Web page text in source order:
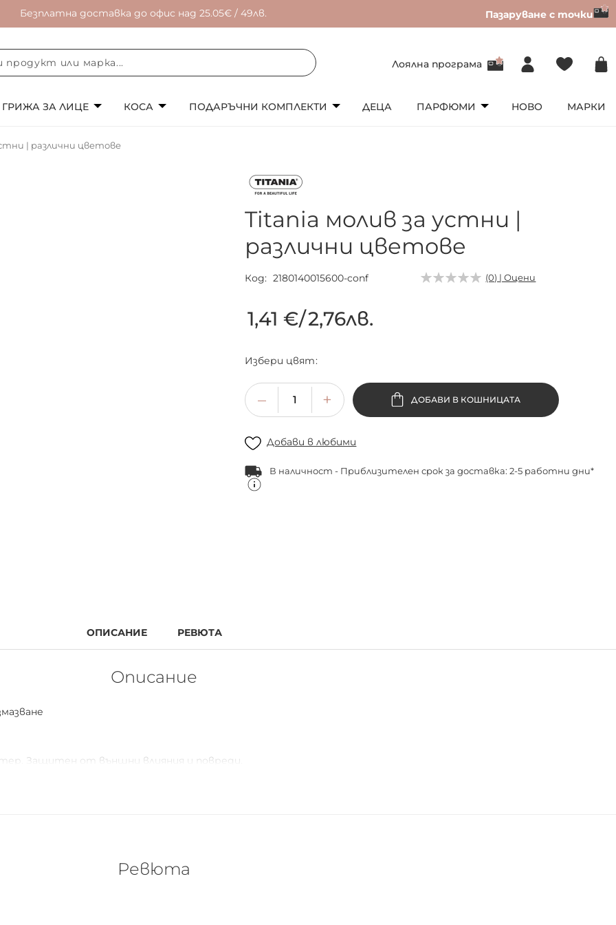
Безплатна доставка до офис над 25.05€ / 49лв. Пазаруване с точки
Лоялна програма
ГРИЖА ЗА ЛИЦЕ КОСА ПОДАРЪЧНИ КОМПЛЕКТИ ДЕЦА ПАРФЮМИ НОВО МАРКИ
| различни цветове
Titania молив за устни |
различни цветове
Код 2180140015600-conf (0) | Оцени
1,41 €/2,76лв.
Избери цвят
ДОБАВИ В КОШНИЦАТА
Добави в любими
В наличност - Приблизителен срок за доставка: 2-5 работни дни*
ОПИСАНИЕ РЕВЮТА
Описание
Защитен от външни влияния и повреди.
Ревюта